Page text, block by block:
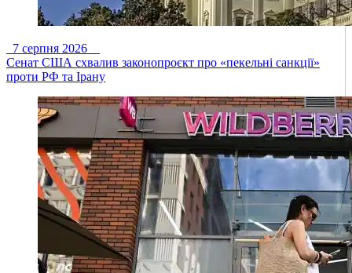
7 серпня 2026
Сенат США схвалив законопроєкт про «пекельні санкції»
проти РФ та Ірану